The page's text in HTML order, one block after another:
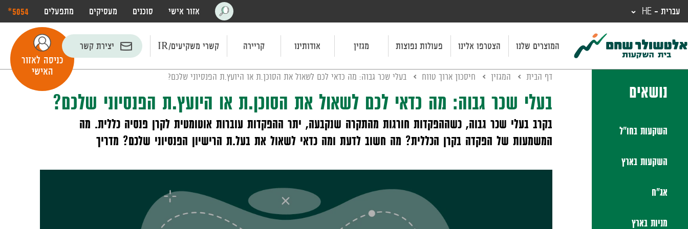
עברית - HE
פתח
אזור אישי סוכנים מעסיקים מתפעלים ‎*5054
המוצרים שלנו הצטרפו אלינו פעולות נפוצות מגזין אודותינו קריירה קשרי משקיעים/IR יצירת קשר
כניסה לאזור
האישי
נושאים
השקעות בחו"ל
השקעות בארץ
אג"ח
מניות בארץ
דף הבית המגזין חיסכון ארוך טווח בעלי שכר גבוה: מה כדאי לכם לשאול את הסוכן.ת או היועץ.ת הפנסיוני שלכם?
בעלי שכר גבוה: מה כדאי לכם לשאול את הסוכן.ת או היועץ.ת הפנסיוני שלכם?
בקרב בעלי שכר גבוה, כשההפקדות חורגות מהתקרה שנקבעה, יתר ההפקדות עוברות אוטומטית לקרן פנסיה כללית. מה
המשמעות של הפקדה בקרן הכללית? מה חשוב לדעת ומה כדאי לשאול את בעל.ת הרישיון הפנסיוני שלכם? מדריך